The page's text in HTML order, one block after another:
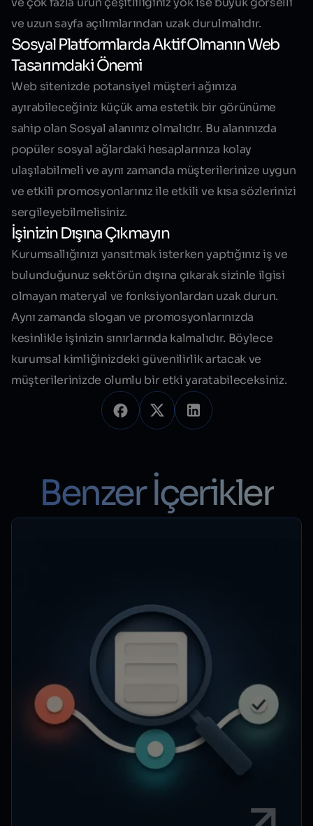
ve uzun sayfa açılımlarından uzak durulmalıdır.
Sosyal Platformlarda Aktif Olmanın Web
Tasarımdaki Önemi
Web sitenizde potansiyel müşteri ağınıza
ayırabileceğiniz küçük ama estetik bir görünüme
sahip olan Sosyal alanınız olmalıdır. Bu alanınızda
popüler sosyal ağlardaki hesaplarınıza kolay
ulaşılabilmeli ve aynı zamanda müşterilerinize uygun
ve etkili promosyonlarınız ile etkili ve kısa sözlerinizi
sergileyebilmelisiniz.
İşinizin Dışına Çıkmayın
Kurumsallığınızı yansıtmak isterken yaptığınız iş ve
bulunduğunuz sektörün dışına çıkarak sizinle ilgisi
olmayan materyal ve fonksiyonlardan uzak durun.
Aynı zamanda slogan ve promosyonlarınızda
kesinlikle işinizin sınırlarında kalmalıdır. Böylece
kurumsal kimliğinizdeki güvenilirlik artacak ve
müşterilerinizde olumlu bir etkiyaratabileceksiniz.
Benzer İçerikler